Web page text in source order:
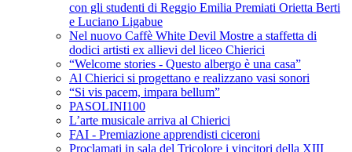
con gli studenti di Reggio Emilia Premiati Orietta Berti
e Luciano Ligabue
Nel nuovo Caffè White Devil Mostre a staffetta di
dodici artisti ex allievi del liceo Chierici
“Welcome stories - Questo albergo è una casa”
Al Chierici si progettano e realizzano vasi sonori
“Si vis pacem, impara bellum”
PASOLINI100
L’arte musicale arriva al Chierici
FAI - Premiazione apprendisti ciceroni
Proclamati in sala del Tricolore i vincitori della XIII